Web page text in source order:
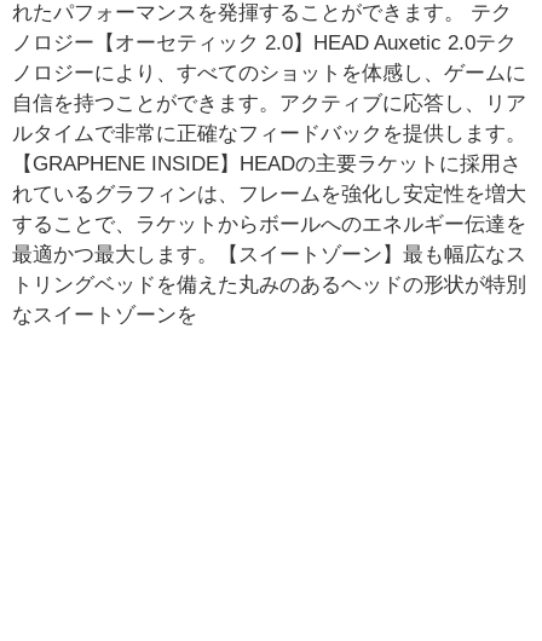
れたパフォーマンスを発揮することができます。 テク
ノロジー【オーセティック 2.0】HEAD Auxetic 2.0テク
ノロジーにより、すべてのショットを体感し、ゲームに
自信を持つことができます。アクティブに応答し、リア
ルタイムで非常に正確なフィードバックを提供します。
【GRAPHENE INSIDE】HEADの主要ラケットに採用さ
れているグラフィンは、フレームを強化し安定性を増大
することで、ラケットからボールへのエネルギー伝達を
最適かつ最大します。【スイートゾーン】最も幅広なス
トリングベッドを備えた丸みのあるヘッドの形状が特別
なスイートゾーンを